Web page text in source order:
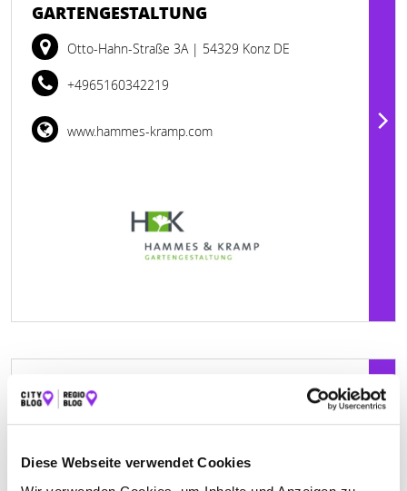
Diese Webseite verwendet Cookies
GARTENGESTALTUNG
Otto-Hahn-Straße 3A | 54329 Konz DE
+4965160342219
www.hammes-kramp.com
HEINRICH SCHOLTES U. SOHN GMBH
Bahnhofstraße 27 | 54317 Kasel DE